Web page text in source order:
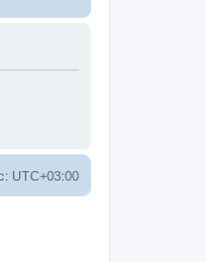
UTC+03:00